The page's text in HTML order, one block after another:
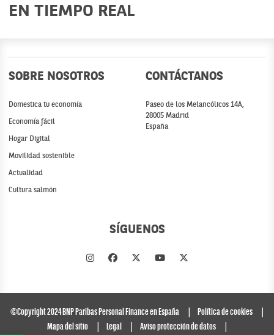
EN TIEMPO REAL
SOBRE NOSOTROS
Domestica tu economía
Economía fácil
Hogar Digital
Movilidad sostenible
Actualidad
Cultura salmón
CONTÁCTANOS
Paseo de los Melancólicos 14A,
28005 Madrid
España
SÍGUENOS
©Copyright 2024 BNP Paribas Personal Finance en España
Política de cookies
Mapa del sitio
Legal Aviso protección de datos